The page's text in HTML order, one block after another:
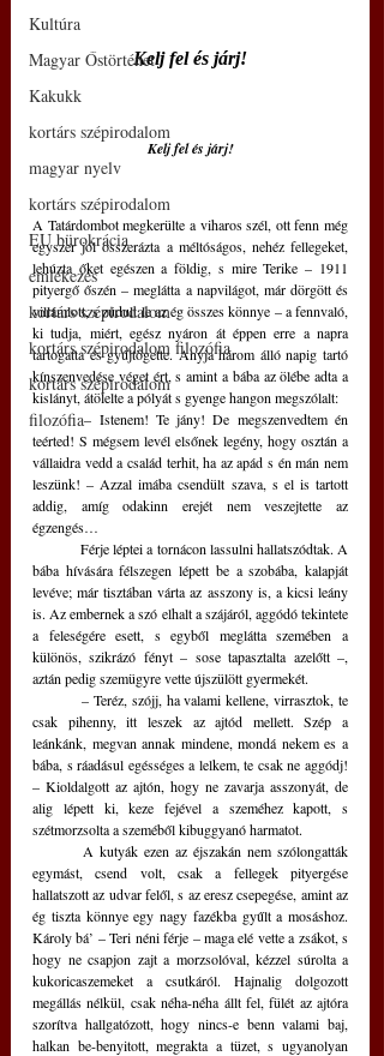
Kultúra
Magyar Őstörténet
Kakukk
kortárs szépirodalom
magyar nyelv
kortárs szépirodalom
EU bürokrácia
emlékezés
kortárs szépirodalom
kortárs szépirodalom filozófia
kortárs szépirodalom
filozófia
Kelj fel és járj!
Kelj fel és járj!
A Tatárdombot megkerülte a viharos szél, ott fenn még
egyszer jól összerázta a méltóságos, nehéz fellegeket,
lehúzta őket egészen a földig, s mire Terike – 1911
pityergő őszén – meglátta a napvilágot, már dörgött és
villámlott, s zúdult le az ég összes könnye – a fennvaló,
ki tudja, miért, egész nyáron át éppen erre a napra
tartogatta és gyűjtögette. Anyja három álló napig tartó
kínszenvedése véget ért, s amint a bába az ölébe adta a
kislányt, átölelte a pólyát s gyenge hangon megszólalt:
	– Istenem! Te jány! De megszenvedtem én
teérted! S mégsem levél elsőnek legény, hogy osztán a
vállaidra vedd a család terhit, ha az apád s én mán nem
leszünk! – Azzal imába csendült szava, s el is tartott
addig, amíg odakinn erejét nem veszejtette az
égzengés…
	Férje léptei a tornácon lassulni hallatszódtak. A
bába hívására félszegen lépett be a szobába, kalapját
levéve; már tisztában várta az asszony is, a kicsi leány
is. Az embernek a szó elhalt a szájáról, aggódó tekintete
a feleségére esett, s egyből meglátta szemében a
különös, szikrázó fényt – sose tapasztalta azelőtt –,
aztán pedig szemügyre vette újszülött gyermekét.
csak pihenny, itt leszek az ajtód mellett. Szép a
leánkánk, megvan annak mindene, mondá nekem es a
bába, s ráadásul egésséges a lelkem, te csak ne aggódj!
– Kioldalgott az ajtón, hogy ne zavarja asszonyát, de
alig lépett ki, keze fejével a szeméhez kapott, s
szétmorzsolta a szeméből kibuggyanó harmatot.
egymást, csend volt, csak a fellegek pityergése
hallatszott az udvar felől, s az eresz csepegése, amint az
ég tiszta könnye egy nagy fazékba gyűlt a mosáshoz.
Károly bá’ – Teri néni férje – maga elé vette a zsákot, s
hogy ne csapjon zajt a morzsolóval, kézzel súrolta a
kukoricaszemeket a csutkáról. Hajnalig dolgozott
megállás nélkül, csak néha-néha állt fel, fülét az ajtóra
szorítva hallgatózott, hogy nincs-e benn valami baj,
halkan be-benyitott, megrakta a tüzet, s ugyanolyan